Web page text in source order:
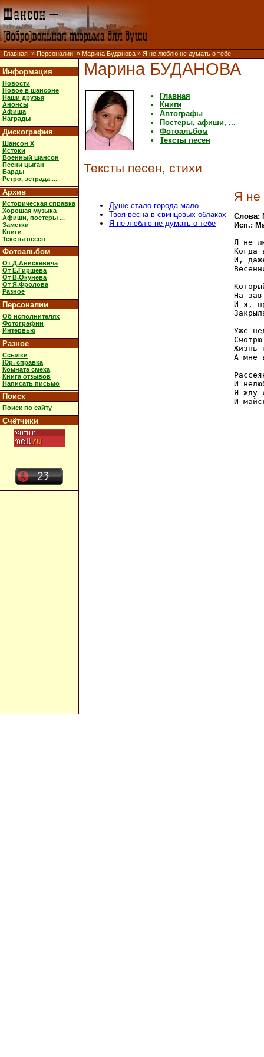
Главная » Персоналии » Марина Буданова » Я не люблю не думать о тебе
Информация
Новости
Новое в шансоне
Наши друзья
Анонсы
Афиша
Награды
Дискография
Шансон X
Истоки
Военный шансон
Песни цыган
Барды
Ретро, эстрада ...
Архив
Историческая справка
Хорошая музыка
Афиши, постеры ...
Заметки
Книги
Тексты песен
Фотоальбом
От Д.Анискевича
От Е.Гиршева
От В.Окунева
От Я.Фролова
Разное
Персоналии
Об исполнителях
Фотографии
Интервью
Разное
Ссылки
Юр. справка
Комната смеха
Книга отзывов
Написать письмо
Поиск
Поиск по сайту
Счётчики
Марина БУДАНОВА
Главная
Книги
Автографы
Постеры, афиши, ...
Фотоальбом
Тексты песен
Тексты песен, стихи
Душе стало города мало...
Твоя весна в свинцовых облаках
Я не люблю не думать о тебе
Я не
Слова:
Исп.:
Я не
Когда
И,
На
И я,
Уже
Жизнь
А мне
И
Я жду
И